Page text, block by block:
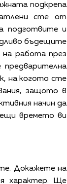
подкрепа
сте от
подготвите и
бъдещите
на работа през
на когото сте
защото в
начин да
времето ви
Докажете на
характер. Ще